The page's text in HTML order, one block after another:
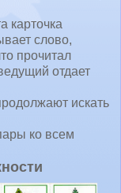
карточка
слово,
прочитал
отдает
искать
ко всем